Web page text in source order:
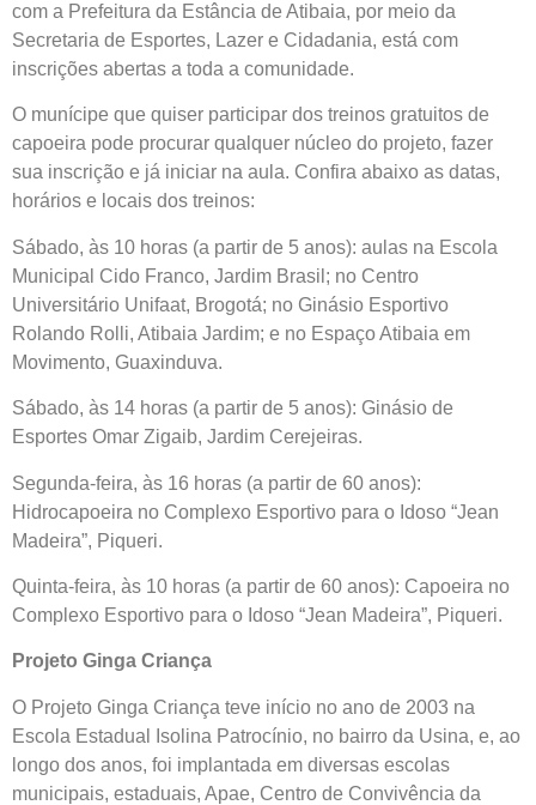
com a Prefeitura da Estância de Atibaia, por meio da
Secretaria de Esportes, Lazer e Cidadania, está com
inscrições abertas a toda a comunidade.
O munícipe que quiser participar dos treinos gratuitos de
capoeira pode procurar qualquer núcleo do projeto, fazer
sua inscrição e já iniciar na aula. Confira abaixo as datas,
horários e locais dos treinos:
Sábado, às 10 horas (a partir de 5 anos): aulas na Escola
Municipal Cido Franco, Jardim Brasil; no Centro
Universitário Unifaat, Brogotá; no Ginásio Esportivo
Rolando Rolli, Atibaia Jardim; e no Espaço Atibaia em
Movimento, Guaxinduva.
Sábado, às 14 horas (a partir de 5 anos): Ginásio de
Esportes Omar Zigaib, Jardim Cerejeiras.
Segunda-feira, às 16 horas (a partir de 60 anos):
Hidrocapoeira no Complexo Esportivo para o Idoso “Jean
Madeira”, Piqueri.
Quinta-feira, às 10 horas (a partir de 60 anos): Capoeira no
Complexo Esportivo para o Idoso “Jean Madeira”, Piqueri.
Projeto Ginga Criança
O Projeto Ginga Criança teve início no ano de 2003 na
Escola Estadual Isolina Patrocínio, no bairro da Usina, e, ao
longo dos anos, foi implantada em diversas escolas
municipais, estaduais, Apae, Centro de Convivência da